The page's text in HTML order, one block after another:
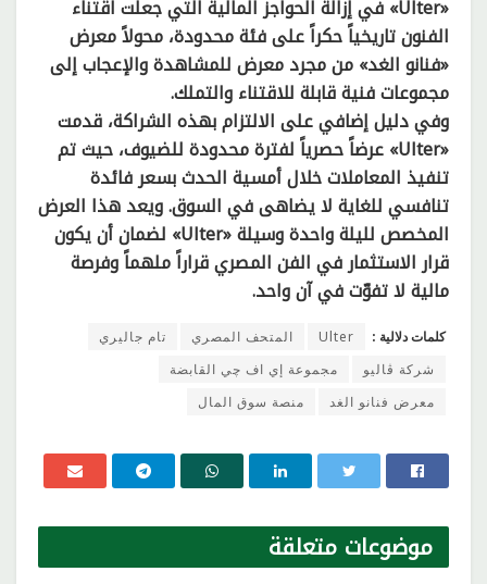
«Ulter» في إزالة الحواجز المالية التي جعلت اقتناء
الفنون تاريخياً حكراً على فئة محدودة، محولاً معرض
«فنانو الغد» من مجرد معرض للمشاهدة والإعجاب إلى
مجموعات فنية قابلة للاقتناء والتملك.
وفي دليل إضافي على الالتزام بهذه الشراكة، قدمت
«Ulter» عرضاً حصرياً لفترة محدودة للضيوف، حيث تم
تنفيذ المعاملات خلال أمسية الحدث بسعر فائدة
تنافسي للغاية لا يضاهى في السوق. ويعد هذا العرض
المخصص لليلة واحدة وسيلة «Ulter» لضمان أن يكون
قرار الاستثمار في الفن المصري قراراً ملهماً وفرصة
مالية لا تفوّت في آن واحد.
كلمات دلالية : Ulter المتحف المصري
تام جاليري
شركة ڤاليو
مجموعة إي اف چي القابضة
معرض فنانو الغد
منصة سوق المال
موضوعات متعلقة